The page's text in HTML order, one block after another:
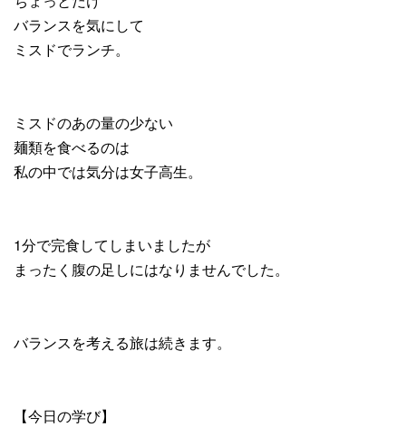
バランスを気にして
ミスドでランチ。
ミスドのあの量の少ない
麺類を食べるのは
私の中では気分は女子高生。
1分で完食してしまいましたが
まったく腹の足しにはなりませんでした。
バランスを考える旅は続きます。
【今日の学び】